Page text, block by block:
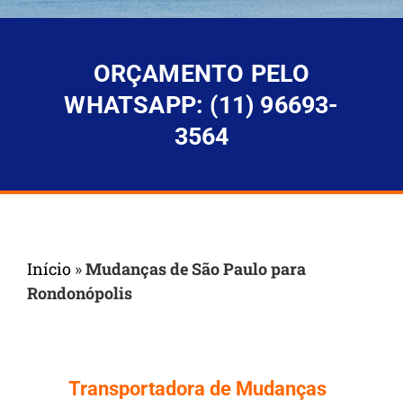
ORÇAMENTO PELO
WHATSAPP: (11) 96693-
3564
Início »Mudanças de São Paulo para
Rondonópolis
Transportadora de Mudanças